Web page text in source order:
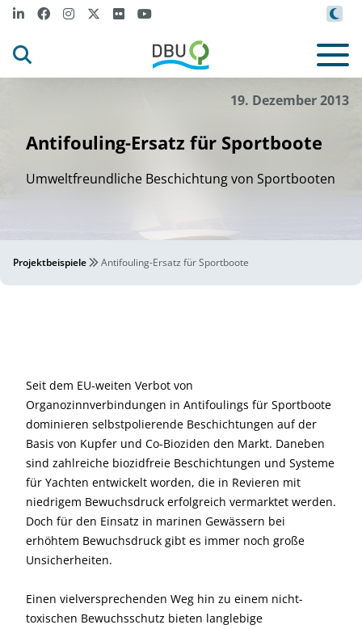
19. Dezember 2013
Antifouling-Ersatz für Sportboote
Umweltfreundliche Beschichtung von Sportbooten
Projektbeispiele Antifouling-Ersatz für Sportboote
Seit dem EU-weiten Verbot von
Organozinnverbindungen in Antifoulings für Sportboote
dominieren selbstpolierende Beschichtungen auf der
Basis von Kupfer und Co-Bioziden den Markt. Daneben
sind zahlreiche biozidfreie Beschichtungen und Systeme
für Yachten entwickelt worden, die in Revieren mit
niedrigem Bewuchsdruck erfolgreich vermarktet werden.
Doch für den Einsatz in marinen Gewässern bei
erhöhtem Bewuchsdruck gibt es immer noch große
Unsicherheiten.
Einen vielversprechenden Weg hin zu einem nicht-
toxischen Bewuchsschutz bieten langlebige